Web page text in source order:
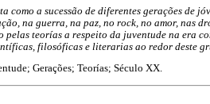
como a sucessão de diferentes gerações de
na guerra, na paz, no rock, no amor, nas
teorías a respeito da juventude na era
filosóficas e literarias ao redor deste
Gerações; Teorías; Século XX.